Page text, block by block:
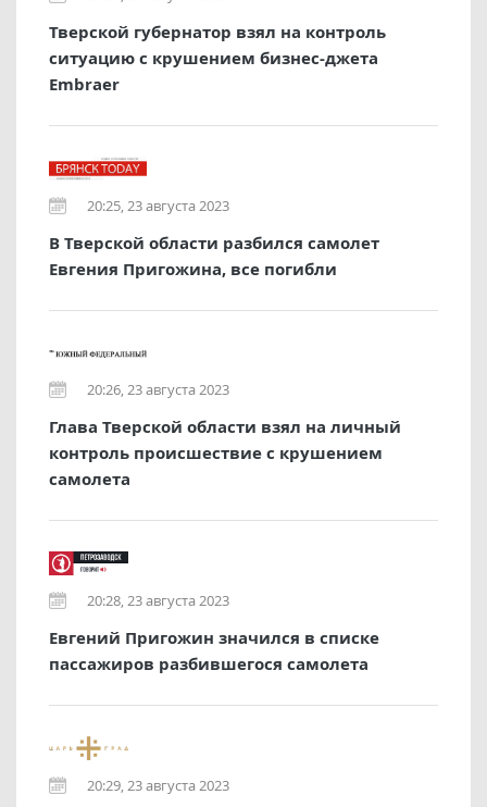
Тверской губернатор взял на контроль
ситуацию с крушением бизнес-джета
Embraer
20:25, 23 августа 2023
В Тверской области разбился самолет
Евгения Пригожина, все погибли
20:26, 23 августа 2023
Глава Тверской области взял на личный
контроль происшествие с крушением
самолета
20:28, 23 августа 2023
Евгений Пригожин значился в списке
пассажиров разбившегося самолета
20:29, 23 августа 2023